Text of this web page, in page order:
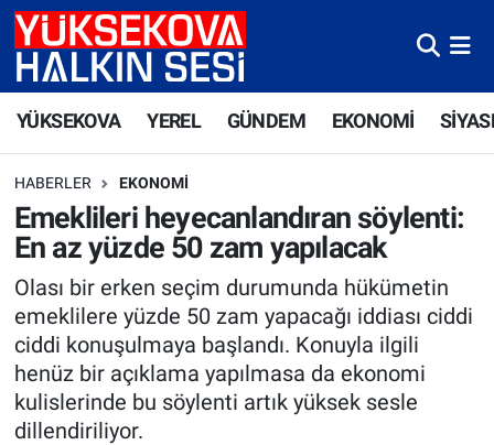
YÜKSEKOVA YEREL GÜNDEM EKONOMİ
HABERLER EKONOMI
Emeklileri heyecanlandıran söylenti:
En az yüzde 50 zam yapılacak
Olası bir erken seçim durumunda hükümetin
emeklilere yüzde 50 zam yapacağı iddiası ciddi
ciddi konuşulmaya başlandı. Konuyla ilgili
henüz bir açıklama yapılmasa da ekonomi
kulislerinde bu söylenti artık yüksek sesle
dillendiriliyor.
Yüksekova Nöbetçi Eczaneler
Süper Lig Puan Durumu ve Fikstür
Tüm Manşetler
Son Dakika Haberleri
Haber Arşivi